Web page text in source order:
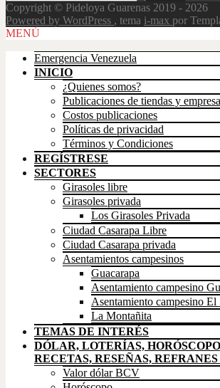
Copyright © Pideloya Guarenas 2019 - 2026
Powered by WordPress , tema i-max por
Scroll
MENÚ
Emergencia Venezuela
INICIO
¿Quienes somos?
Publicaciones de tiendas y
Costos publicaciones
Políticas de privacidad
Términos y Condiciones
REGÍSTRESE
SECTORES
Girasoles libre
Girasoles privada
Los Girasoles Privada
Ciudad Casarapa Libre
Ciudad Casarapa privada
Asentamientos campesinos
Guacarapa
Asentamiento campesino
Asentamiento campesino El
La Montañita
TEMAS DE INTERÉS
DÓLAR, LOTERÍAS,
RECETAS, RESEÑAS,
Valor dólar BCV